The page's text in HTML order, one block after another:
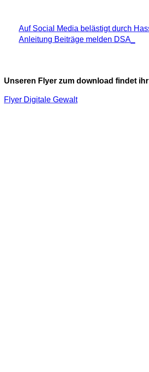
Auf Social Media belästigt durch
Anleitung Beiträge melden DSA_
Unseren Flyer zum download findet
Flyer Digitale Gewalt